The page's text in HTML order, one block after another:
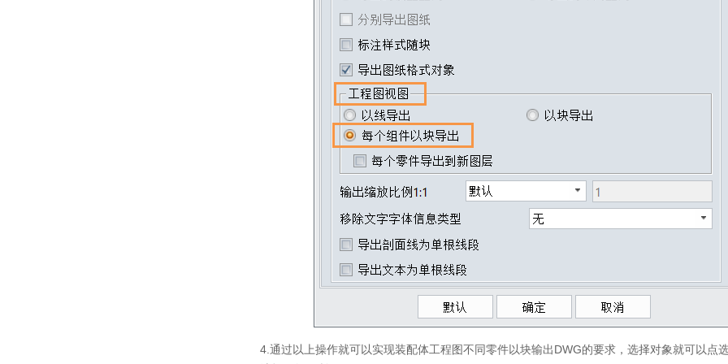
4.通过以上操作就可以实现装配体工程图不同零件以块输出DWG的要求，选择对象就可以点